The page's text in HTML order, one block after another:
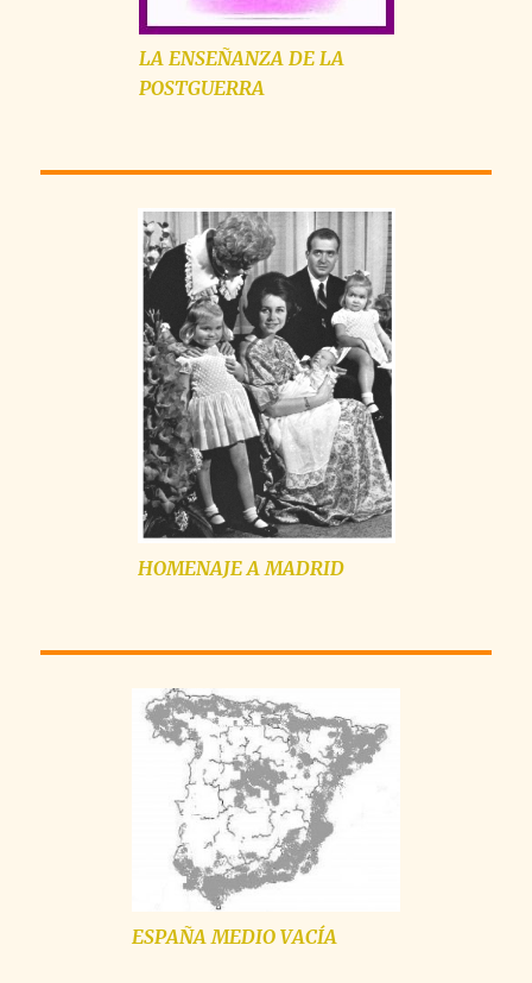
LA ENSEÑANZADE LA
POSTGUERRA
HOMENAJE A MADRID
ESPAÑA MEDIO VACÍA